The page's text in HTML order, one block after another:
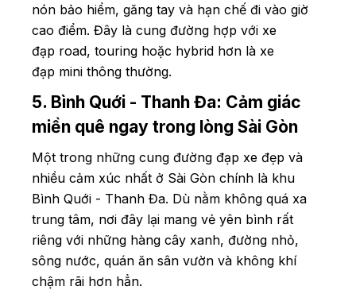
nón bảo hiểm, găng tay và hạn chế đi vào giờ
cao điểm. Đây là cung đường hợp với xe
đạp road, touring hoặc hybrid hơn là xe
đạp mini thông thường.
5. Bình Quới - Thanh Đa: Cảm giác
miền quê ngay trong lòng Sài Gòn
Một trong những cung đường đạp xe đẹp và
nhiều cảm xúc nhất ở Sài Gòn chính là khu
Bình Quới - Thanh Đa. Dù nằm không quá xa
trung tâm, nơi đây lại mang vẻ yên bình rất
riêng với những hàng cây xanh, đường nhỏ,
sông nước, quán ăn sân vườn và không khí
chậm rãi hơn hẳn.